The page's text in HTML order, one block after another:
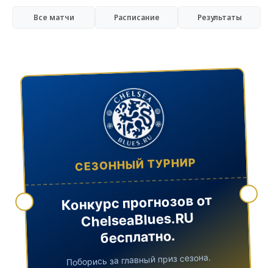
Все матчи Расписание Результаты
СЕЗОННЫЙ ТУРНИР
Конкурс прогнозов от
ChelseaBlues.RU
бесплатно.
Поборись за главный приз сезона.